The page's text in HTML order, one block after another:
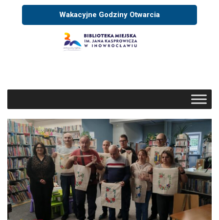
Wakacyjne Godziny Otwarcia